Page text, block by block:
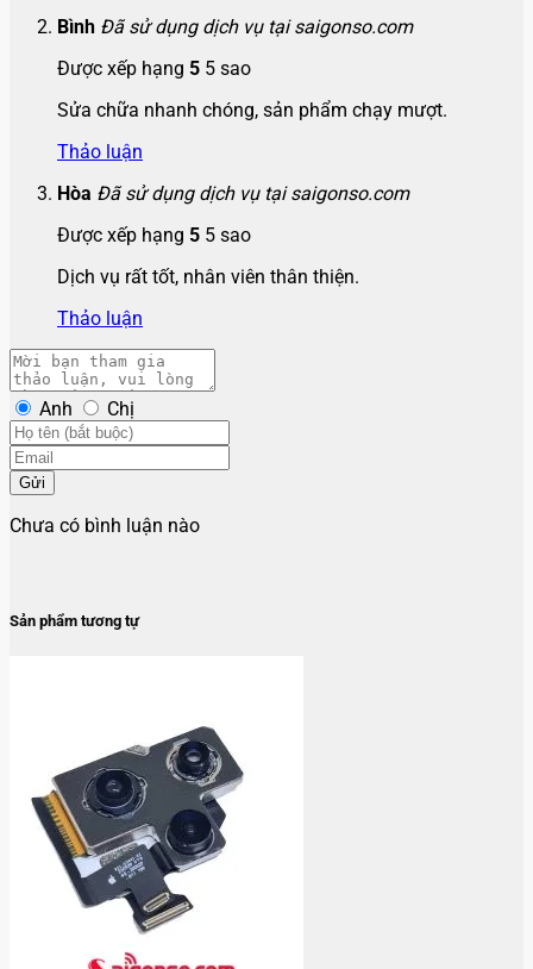
Bình Đã sử dụng dịch vụ tại saigonso.com
Được xếp hạng 5 5 sao
Sửa chữa nhanh chóng, sản phẩm chạy mượt.
Thảo luận
Hòa Đã sử dụng dịch vụ tại saigonso.com
Được xếp hạng 5 5 sao
Dịch vụ rất tốt, nhân viên thân thiện.
Thảo luận
Anh Chị
Gửi
Chưa có bình luận nào
Sản phẩm tương tự